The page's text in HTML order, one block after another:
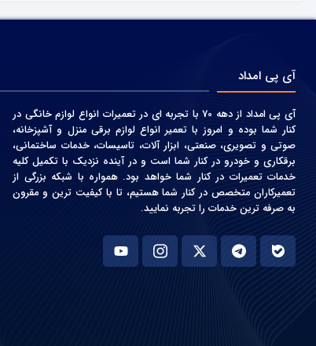
آی پی امداد
آی پی امداد از دهه 70 با تجربه ای در تعمیرات انواع لوازم خانگی در
کنار شما بوده و امروز با تعمیر انواع لوازم برقی منزل و آشپزخانه،
صوتی و‌ تصویری، صنعتی، ابزار آلات، تاسیسات، خدمات ساختمانی،
برقکاری و خودرو در کنار شما است و در آینده نزدیک با تکمیل کلیه
خدمات تعمیرات در کنار شما خواهد بود. همواره با شبکه بزرگی از
تعمیرکاران متخصص در کنار شما هستیم، تا با کیفیت ترین و مقرون
به صرفه ترین خدمات را تجربه نمایید.